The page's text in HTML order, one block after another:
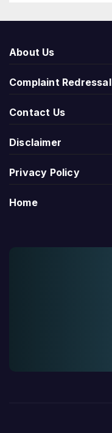
About Us
Complaint Redressal
Contact Us
Disclaimer
Privacy Policy
Home